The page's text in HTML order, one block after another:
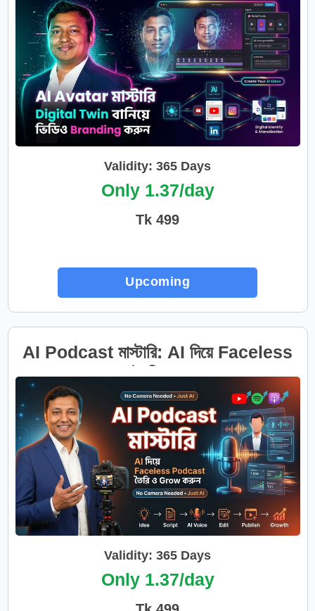
Validity: 365 Days
Only 1.37/day
Tk 499
Upcoming
AI Podcast মাস্টারি: AI দিয়ে Faceless
Podcast তৈরি ও Grow করুন
Validity: 365 Days
Only 1.37/day